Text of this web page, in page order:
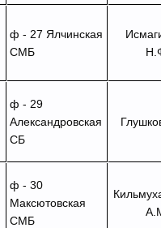
ф - 27 Ялчинская
СМБ
ф - 29
Александровская
СБ
ф - 30
Максютовская
СМБ